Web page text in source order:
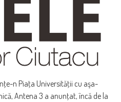
n Piaţa Universităţii cu aşa-
Antena 3 a anunţat, încă de la